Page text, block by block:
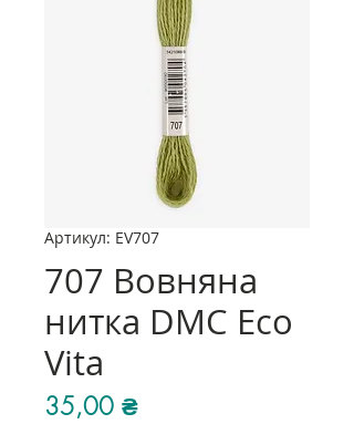
Артикул: EV707
707 Вовняна
нитка DMC Eco
Vita
35,00 ₴Ціна